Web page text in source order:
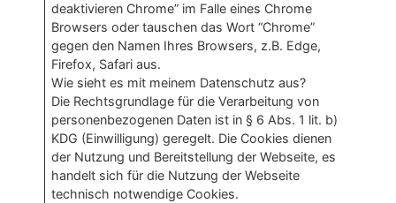
deaktivieren Chrome” im Falle eines Chrome
Browsers oder tauschen das Wort “Chrome”
gegen den Namen Ihres Browsers, z.B. Edge,
Firefox, Safari aus.
Wie sieht es mit meinem Datenschutz aus?
Die Rechtsgrundlage für die Verarbeitung von
personenbezogenen Daten ist in § 6 Abs. 1 lit. b)
KDG (Einwilligung) geregelt. Die Cookies dienen
der Nutzung und Bereitstellung der Webseite, es
handelt sich für die Nutzung der Webseite
technisch notwendige Cookies.